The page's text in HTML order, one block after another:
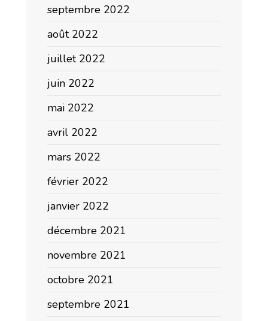
septembre 2022
août 2022
juillet 2022
juin 2022
mai 2022
avril 2022
mars 2022
février 2022
janvier 2022
décembre 2021
novembre 2021
octobre 2021
septembre 2021